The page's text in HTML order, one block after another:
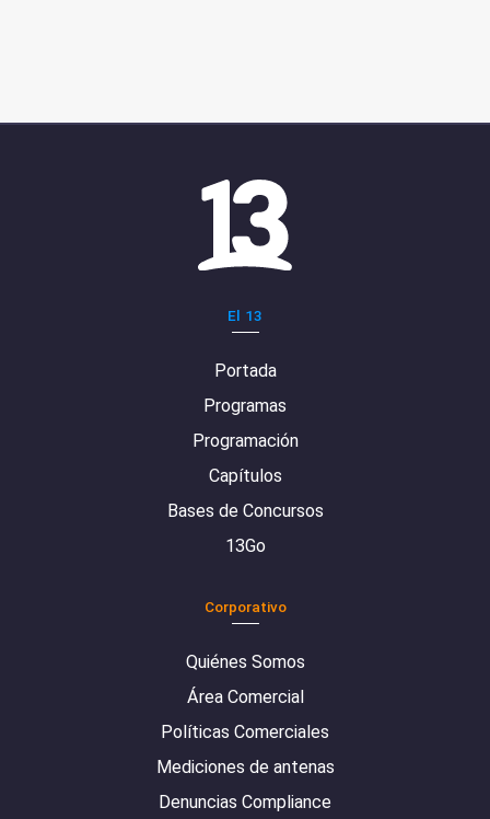
El 13
Portada
Programas
Programación
Capítulos
Bases de Concursos
13Go
Corporativo
Quiénes Somos
Área Comercial
Políticas Comerciales
Mediciones de antenas
Denuncias Compliance